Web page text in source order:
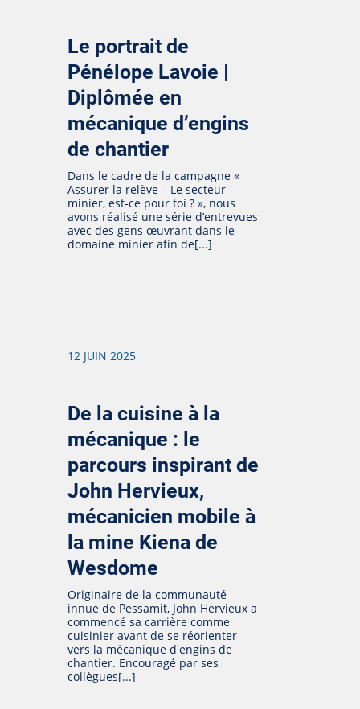
Le portrait de
Pénélope Lavoie |
Diplômée en
mécanique d’engins
de chantier
Dans le cadre de la campagne «
Assurer la relève – Le secteur
minier, est-ce pour toi ? », nous
avons réalisé une série d’entrevues
avec des gens œuvrant dans le
domaine minier afin de[...]
12 JUIN 2025
De la cuisine à la
mécanique : le
parcours inspirant de
John Hervieux,
mécanicien mobile à
la mine Kiena de
Wesdome
Originaire de la communauté
innue de Pessamit, John Hervieux a
commencé sa carrière comme
cuisinier avant de se réorienter
vers la mécanique d'engins de
chantier. Encouragé par ses
collègues[...]